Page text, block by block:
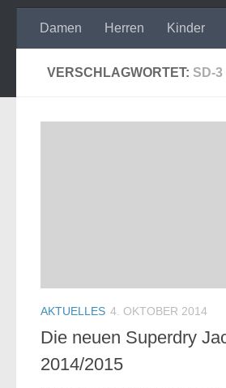
Damen Herren Kinder
VERSCHLAGWORTET: SD-3
AKTUELLES 4. OKTOBER 2014
Die neuen Superdry
2014/2015